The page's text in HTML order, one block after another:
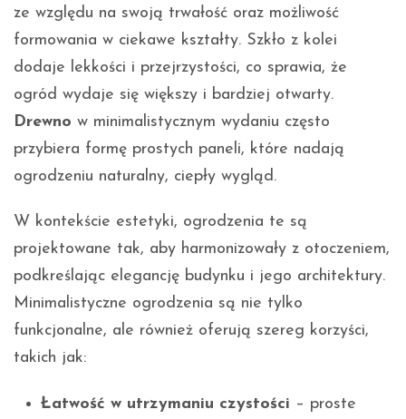
ze względu na swoją trwałość oraz możliwość
formowania w ciekawe kształty. Szkło z kolei
dodaje lekkości i przejrzystości, co sprawia, że
ogród wydaje się większy i bardziej otwarty.
Drewno w minimalistycznym wydaniu często
przybiera formę prostych paneli, które nadają
ogrodzeniu naturalny, ciepły wygląd.
W kontekście estetyki, ogrodzenia te są
projektowane tak, aby harmonizowały z otoczeniem,
podkreślając elegancję budynku i jego architektury.
Minimalistyczne ogrodzenia są nie tylko
funkcjonalne, ale również oferują szereg korzyści,
takich jak:
Łatwość w utrzymaniu czystości – proste